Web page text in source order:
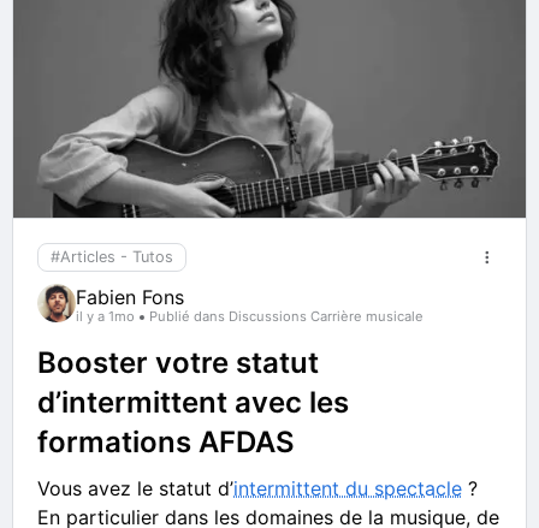
#Articles - Tutos
Fabien Fons
il y a 1mo Publié dans Discussions Carrière musicale
Booster votre statut
d’intermittent avec les
formations AFDAS
Vous avez le statut d’intermittent du spectacle ?
En particulier dans les domaines de la musique, de